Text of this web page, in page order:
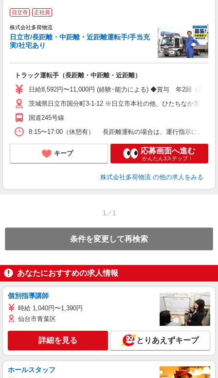
日立市 正社員
株式会社多荷物流
日立市/長距離・中距離・近距離運転手/手当充
実/社宅あり
トラック運転手（長距離・中距離・近距離）
日給8,592円〜11,000円 (経験･能力による) ◆賞与 年2回（夏・
茨城県日立市国分町3-1-12 ※日立市本社の他、ひたちなか営業所
国道245号線
8:15〜17:00（休憩有） 長距離運転の場合は、運行指示による残
キープ 応募画面へ進む
かんたん3ステップ！
株式会社多荷物流 の他の求人をみる
1／1
条件を変更して再検索
あなたにおすすめの求人情報
個別指導講師
時給 1,040円〜1,390円
仙台市青葉区
詳細を見る とりあえずキープ
ホールスタッフ